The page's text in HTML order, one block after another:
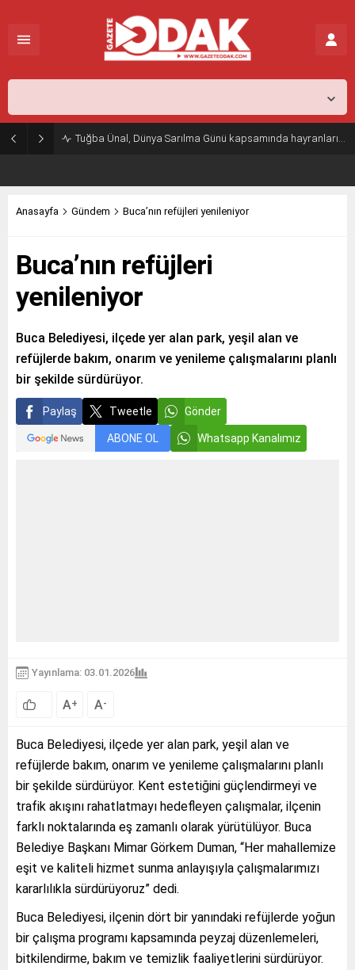
Tuğba Ünal, Dünya Sarılma Günü kapsamında hayranlarıyla buluştu
Anasayfa Gündem Buca’nın refüjleri yenileniyor
Buca’nın refüjleri
yenileniyor
Buca Belediyesi, ilçede yer alan park, yeşil alan ve
refüjlerde bakım, onarım ve yenileme çalışmalarını planlı
bir şekilde sürdürüyor.
Paylaş Tweetle Gönder
ABONE OL Whatsapp Kanalımız
Yayınlama: 03.01.2026
A+ A-
Buca Belediyesi, ilçede yer alan park, yeşil alan ve
refüjlerde bakım, onarım ve yenileme çalışmalarını planlı
bir şekilde sürdürüyor. Kent estetiğini güçlendirmeyi ve
trafik akışını rahatlatmayı hedefleyen çalışmalar, ilçenin
farklı noktalarında eş zamanlı olarak yürütülüyor. Buca
Belediye Başkanı Mimar Görkem Duman, “Her mahallemize
eşit ve kaliteli hizmet sunma anlayışıyla çalışmalarımızı
kararlılıkla sürdürüyoruz” dedi.
Buca Belediyesi, ilçenin dört bir yanındaki refüjlerde yoğun
bir çalışma programı kapsamında peyzaj düzenlemeleri,
bitkilendirme, bakım ve temizlik faaliyetlerini sürdürüyor.